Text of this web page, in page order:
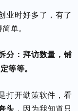
业时好多了，有了
单。
分：拜访数量，铺
等等。
打开勤策软件，看
头 ，因为我知道只